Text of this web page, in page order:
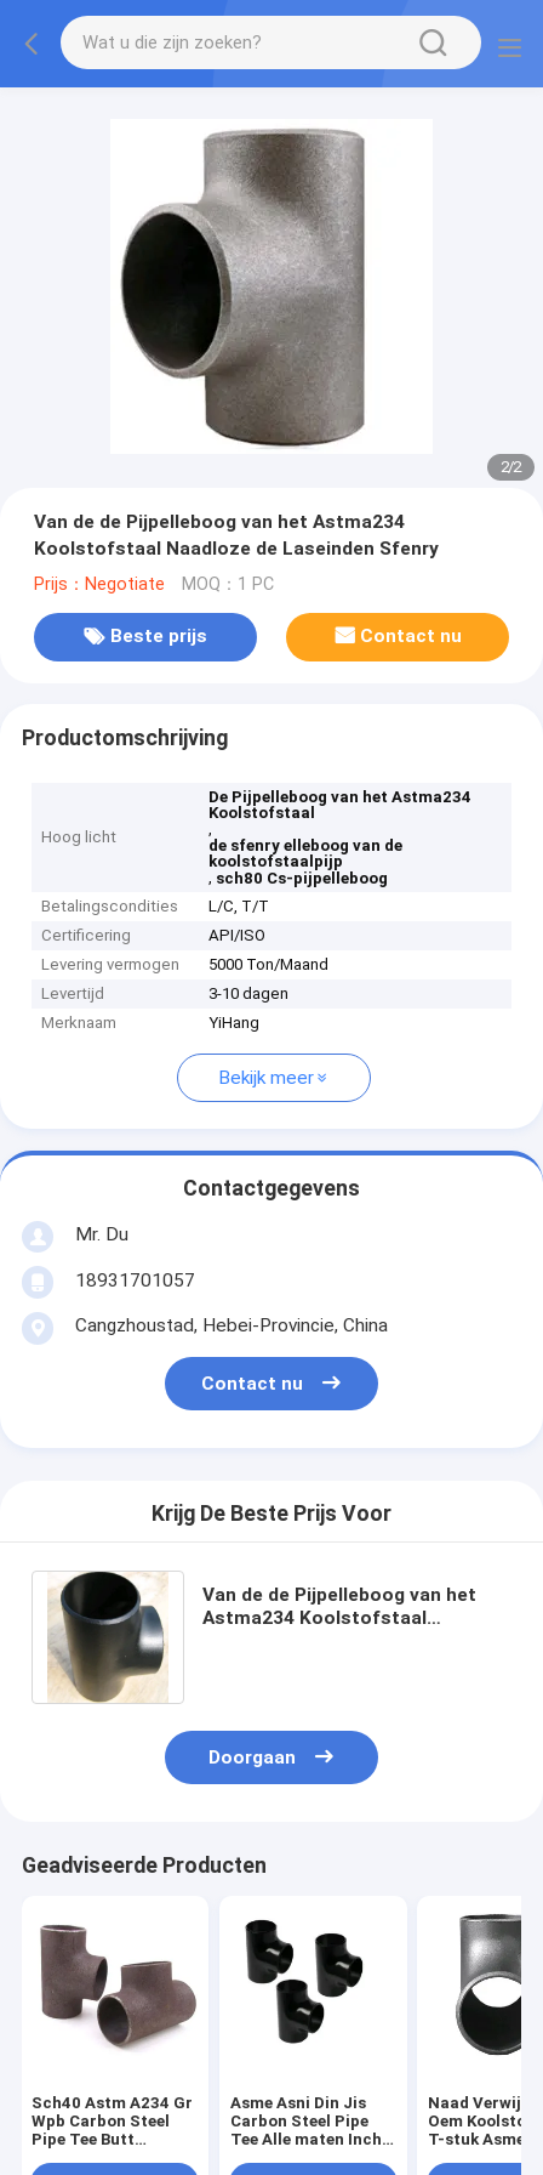
2/2
Van de de Pijpelleboog van het Astma234
Koolstofstaal Naadloze de Laseinden Sfenry
Prijs：Negotiate MOQ：1 PC
Beste prijs Contact nu
Productomschrijving
Hoog licht
De Pijpelleboog van het Astma234
Koolstofstaal
,
de sfenry elleboog van de
koolstofstaalpijp
, sch80 Cs-pijpelleboog
Betalingscondities
L/C, T/T
Certificering
API/ISO
Levering vermogen
5000 Ton/Maand
Levertijd
3-10 dagen
Merknaam
YiHang
Bekijk meer
Contactgegevens
Mr. Du
18931701057
Cangzhoustad, Hebei-Provincie, China
Contact nu
Krijg De Beste Prijs Voor
Van de de Pijpelleboog van het
Astma234 Koolstofstaal
Doorgaan
Geadviseerde Producten
Sch40 Astm A234 Gr
Wpb Carbon Steel
Pipe Tee Butt
Asme Asni Din Jis
Carbon Steel Pipe
Tee Alle maten Inch
Naad
Oem
T-stuk Asme